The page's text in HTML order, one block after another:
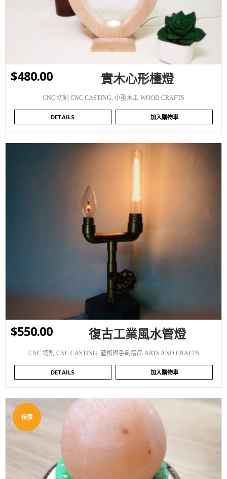
$480.00 實木心形檯燈
CNC 切割 CNC CASTING 小型木工 WOOD CRAFTS
DETAILS 加入購物車
$550.00 復古工業風水管燈
CNC 切割 CNC CASTING, 藝術與手創精品 ARTS AND CRAFTS
DETAILS 加入購物車
特價